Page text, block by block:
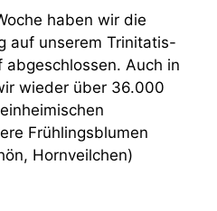
haben wir die
auf unserem Trinitatis-
Auch in
wieder über 36.000
Frühlingsblumen
Hornveilchen)